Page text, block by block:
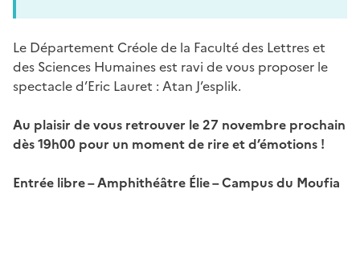
Le Département Créole de la Faculté des Lettres et
des Sciences Humaines est ravi de vous proposer le
spectacle d’Eric Lauret : Atan J’esplik.
Au plaisir de vous retrouver le 27 novembre prochain
dès 19h00 pour un moment de rire et d’émotions !
Entrée libre – Amphithéâtre Élie – Campus du Moufia